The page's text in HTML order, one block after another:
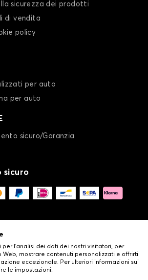
sicurezza dei prodotti
di vendita
policy
per auto
per auto
sicuro/Garanzia
sicuro
per l'analisi dei dati dei nostri visitatori, per
Web, mostrare contenuti personalizzati e offrirti
eccezionale. Per ulteriori informazioni sui
le impostazioni.